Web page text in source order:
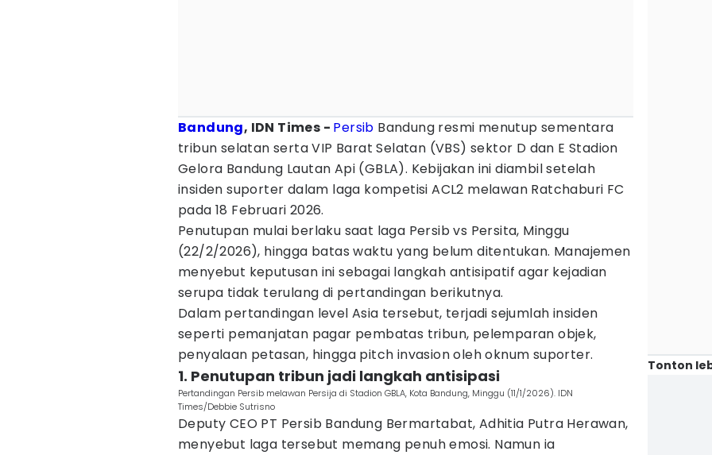
Bandung, IDN Times - Persib Bandung resmi menutup sementara
tribun selatan serta VIP Barat Selatan (VBS) sektor D dan E Stadion
Gelora Bandung Lautan Api (GBLA). Kebijakan ini diambil setelah
insiden suporter dalam laga kompetisi ACL2 melawan Ratchaburi FC
pada 18 Februari 2026.
Penutupan mulai berlaku saat laga Persib vs Persita, Minggu
(22/2/2026), hingga batas waktu yang belum ditentukan. Manajemen
menyebut keputusan ini sebagai langkah antisipatif agar kejadian
serupa tidak terulang di pertandingan berikutnya.
Dalam pertandingan level Asia tersebut, terjadi sejumlah insiden
seperti pemanjatan pagar pembatas tribun, pelemparan objek,
penyalaan petasan, hingga pitch invasion oleh oknum suporter.
1. Penutupan tribun jadi langkah antisipasi
Pertandingan Persib melawan Persija di Stadion GBLA, Kota Bandung, Minggu (11/1/2026). IDN
Times/Debbie Sutrisno
Deputy CEO PT Persib Bandung Bermartabat, Adhitia Putra Herawan,
menyebut laga tersebut memang penuh emosi. Namun ia
Tonton